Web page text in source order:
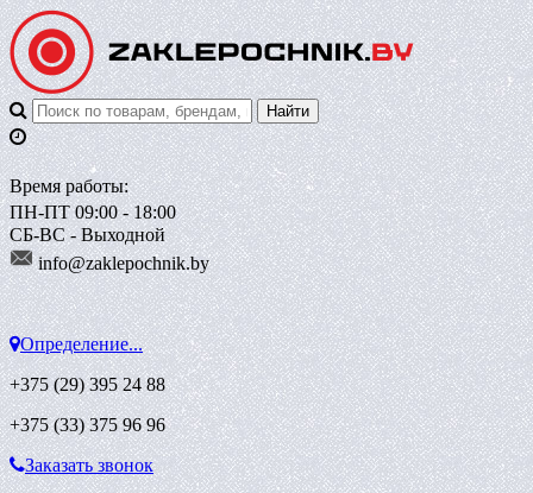
Время работы:
ПН-ПТ 09:00 - 18:00
СБ-ВС - Выходной
info@zaklepochnik.by
Определение...
+375 (29)395 24 88
+375 (33)375 96 96
Заказать звонок